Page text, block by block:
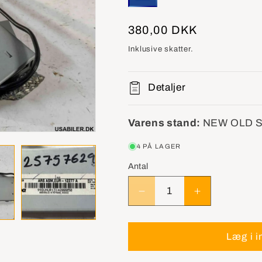
Normalpris
380,00 DKK
Inklusive skatter.
Detaljer
Varens stand: NEW OLD
4 PÅ LAGER
Antal
Reducer
antallet
for
25757629
Øg
antallet
for
25757629
Læg i